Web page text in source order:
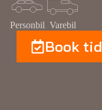
Personbil Varebil
Book tid